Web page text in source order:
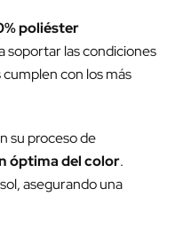
poliéster
soportar las condiciones
con los más
su proceso de
óptima del color.
asegurando una